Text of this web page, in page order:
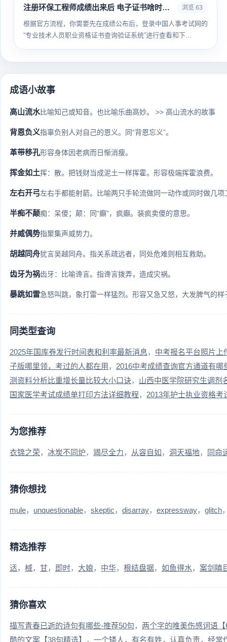
注册环保工程师成绩出来后 电子证书啥时候能下载 浏览 63
根据官方流程，你需要先在成绩公布后，登录中国人事考试网的
“专业技术人员职业资格证书查询验证系统”进行查看和下...
成语小故事
高山流水比喻知己或知音。也比喻乐曲高妙。 >> 高山流水的故事
背恩负义指辜负别人对自己的恩义。同“背恩忘义”。
革带移孔形容身体因老病而日惭消瘦。
挥金如土挥：散。把钱财当成泥土一样挥霍。形容极端挥霍浪费。
左右开弓左右手都能射箭。比喻两只手轮流做同一动作或同时做几项
半痴不颠痴：呆傻；颠：同“癲”，疯癲。装疯卖傻的意思。
并威偶势指聚集声威势力。
胡越同舟犹言吴越同舟。指关系疏远者，同处危难则相互救助。
齿牙为祸齿牙：比喻谗言。指谗言拨弄，造成灾祸。
暴跳如雷急怒叫跳，象打雷一样猛烈。形容又急又怒，大发脾气的样
同类型查询
2025年国库券发行时间表和利率最新消息
中考报名平台照片上
子版哪里领，考过的人都在用
2016中考成绩查询官方通道有哪
测资料分析比重增长量比较大小口诀
山西中医学院研究生调剂
国家医学考试成绩单打印方法详细教程
2013年护士执业资格考
为您推荐
衣锦之荣 冰炭不同炉 竭尽全力 从容自如 洞天福地 同命
猜你想找
mule unquestionable skeptic disarray expressway glitch
精选推荐
迗 棫 甘 即时 大娘 中华 根结盘据 如鱼得水 案剑瞋
猜你喜欢
描写青春已逝的诗句有哪些-推荐50句
两个字的唯美伤感词语
酷的文案【38句精选】
一个矮人，有名有姓，认真负责，经常